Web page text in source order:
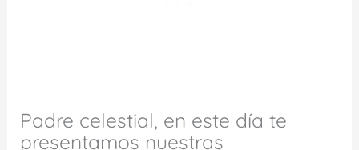
Padre celestial, en este día te
presentamos nuestras